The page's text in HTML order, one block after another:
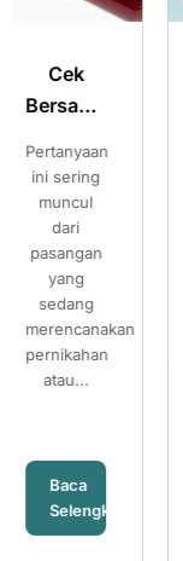
Hari
Lupus
Kenali
Gejala
Lupus
dan
Pentingnya
Pemeriksaan
ANA IF
Deteksi
Lupus:
Kenapa
Perlu ANA
Profil
Setelah
ANA IF?
Ini
Penjelasannya
Pemeriksaan...
Baca
Selengkapnya